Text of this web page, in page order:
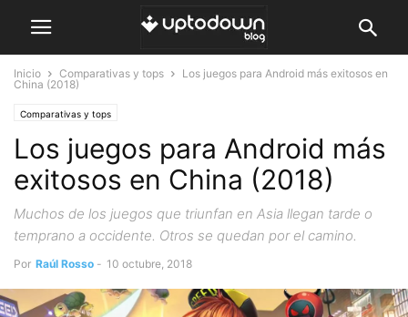
Inicio Comparativas y tops
Los juegos para Android más exitosos en
China (2018)
Comparativas y tops
Los juegos para Android más
exitosos en China (2018)
Muchos de los juegos que triunfan en Asia llegan tarde o
temprano a occidente. Otros se quedan por el camino.
Por Raúl Rosso - 10 octubre, 2018